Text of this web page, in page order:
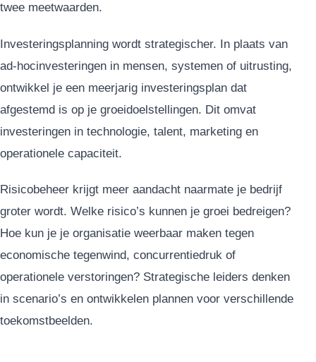
twee meetwaarden.
Investeringsplanning wordt strategischer. In plaats van
ad-hocinvesteringen in mensen, systemen of uitrusting,
ontwikkel je een meerjarig investeringsplan dat
afgestemd is op je groeidoelstellingen. Dit omvat
investeringen in technologie, talent, marketing en
operationele capaciteit.
Risicobeheer krijgt meer aandacht naarmate je bedrijf
groter wordt. Welke risico’s kunnen je groei bedreigen?
Hoe kun je je organisatie weerbaar maken tegen
economische tegenwind, concurrentiedruk of
operationele verstoringen? Strategische leiders denken
in scenario’s en ontwikkelen plannen voor verschillende
toekomstbeelden.